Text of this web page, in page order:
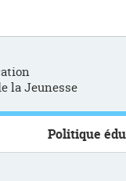
la Jeunesse
Politique